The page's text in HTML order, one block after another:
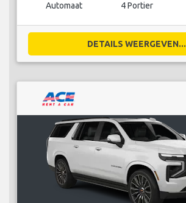
Automaat 4 Portier
DETAILS WEERGEVEN...